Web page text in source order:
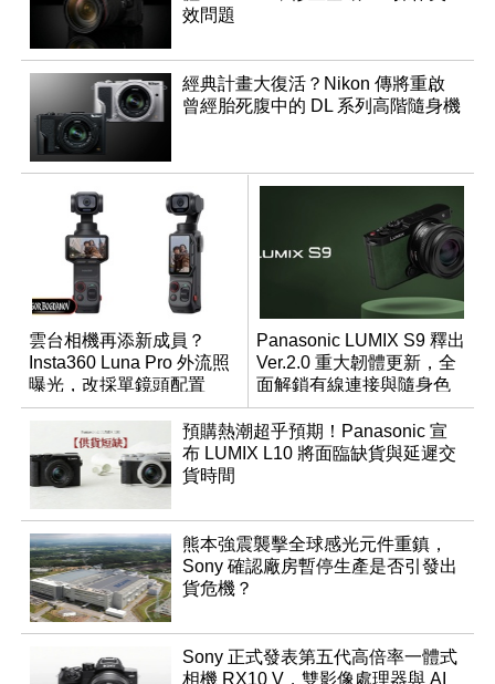
效問題
經典計畫大復活？Nikon 傳將重啟
曾經胎死腹中的 DL 系列高階隨身機
雲台相機再添新成員？
Insta360 Luna Pro 外流照
曝光，改採單鏡頭配置
Panasonic LUMIX S9 釋出
Ver.2.0 重大韌體更新，全
面解鎖有線連接與隨身色
調編輯
預購熱潮超乎預期！Panasonic 宣
布 LUMIX L10 將面臨缺貨與延遲交
貨時間
熊本強震襲擊全球感光元件重鎮，
Sony 確認廠房暫停生產是否引發出
貨危機？
Sony 正式發表第五代高倍率一體式
相機 RX10 V，雙影像處理器與 AI